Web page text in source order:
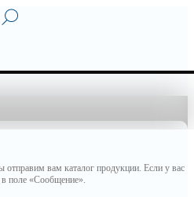
вам каталог продукции. Если у вас
поле «Сообщение».